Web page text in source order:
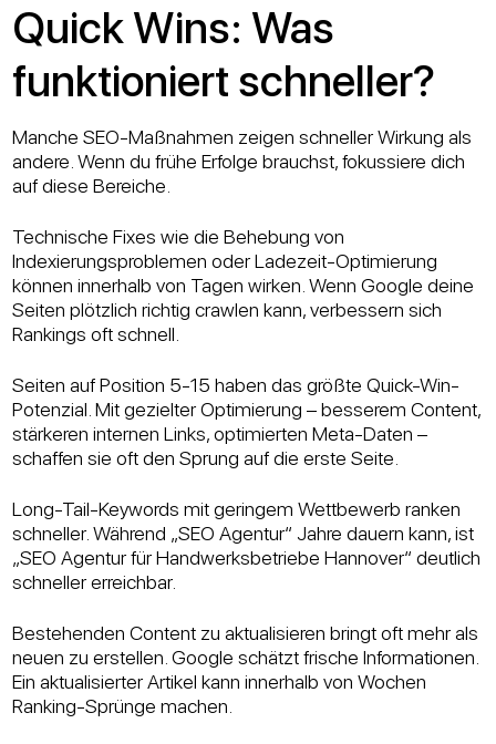
Quick Wins: Was
funktioniert schneller?
Manche SEO-Maßnahmen zeigen schneller Wirkung als
andere. Wenn du frühe Erfolge brauchst, fokussiere dich
auf diese Bereiche.
Technische Fixes wie die Behebung von
Indexierungsproblemen oder Ladezeit-Optimierung
können innerhalb von Tagen wirken. Wenn Google deine
Seiten plötzlich richtig crawlen kann, verbessern sich
Rankings oft schnell.
Seiten auf Position 5-15 haben das größte Quick-Win-
Potenzial. Mit gezielter Optimierung – besserem Content,
stärkeren internen Links, optimierten Meta-Daten –
schaffen sie oft den Sprung auf die erste Seite.
Long-Tail-Keywords mit geringem Wettbewerb ranken
schneller. Während „SEO Agentur“ Jahre dauern kann, ist
„SEO Agentur für Handwerksbetriebe Hannover“ deutlich
schneller erreichbar.
Bestehenden Content zu aktualisieren bringt oft mehr als
neuen zu erstellen. Google schätzt frische Informationen.
Ein aktualisierter Artikel kann innerhalb von Wochen
Ranking-Sprünge machen.